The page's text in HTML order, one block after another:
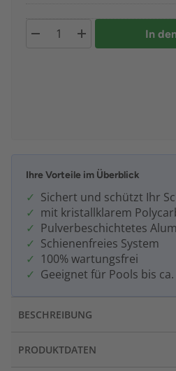
In
Ihre Vorteile im Überblick
Sichert und schützt Ihr
mit kristallklarem
Pulverbeschichtetes
Schienenfreies System
100% wartungsfrei
Geeignet für Pools bis
BESCHREIBUNG
PRODUKTDATEN